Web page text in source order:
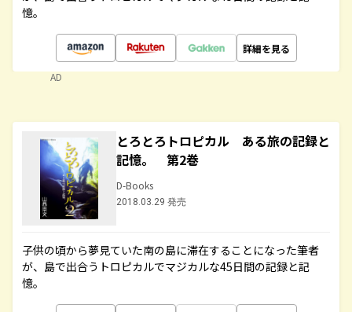
憶。
詳細を見る
AD
とろとろトロピカル ある旅の記録と
記憶。 第2巻
D-Books
2018.03.29 発売
子供の頃から夢見ていた南の島に滞在することになった筆者
が、島で出合うトロピカルでマジカルな45日間の記録と記
憶。